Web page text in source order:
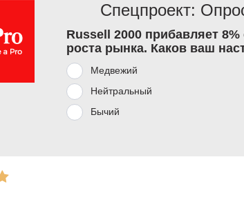
Спецпроект:
Russell 2000 прибавляет
роста рынка. Каков ваш
Медвежий
Нейтральный
Бычий